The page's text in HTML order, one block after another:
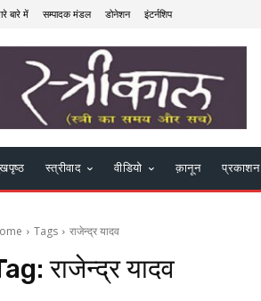
बारे में सम्पादक मंडल डोनेशन इंटर्नशिप
स्त्रीवाद वीडियो क़ानून प्रकाशन
Tags राजेन्द्र यादव
राजेन्द्र यादव